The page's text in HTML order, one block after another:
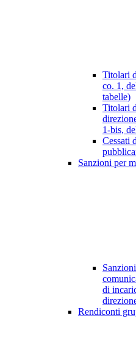
Titolari
co. 1,
tabelle)
Titolari
1-bis,
Cessati
Sanzioni per
di
Rendiconti